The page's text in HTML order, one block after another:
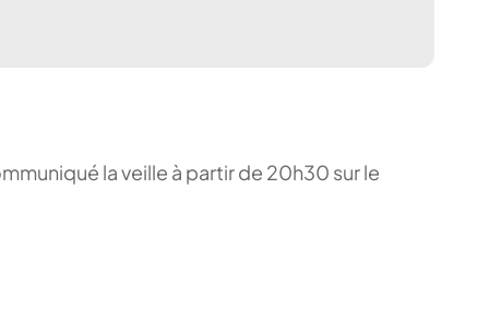
la veille à partir de 20h30 sur le